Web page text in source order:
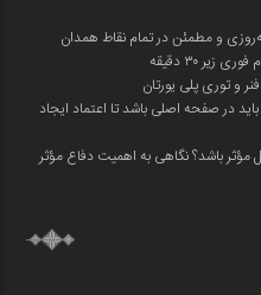
و مطمئن در تمام نقاط همدان
۳۰ دقیقه
و توری پلی یورتان
در صفحه اصلی باشد تا اعتماد ایجاد
مؤثر باشد؟ نگاهی به اهمیت دفاع مؤثر